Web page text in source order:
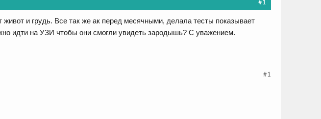
#1
и грудь. Все так же ак перед месячными, делала тесты показывает
идти на УЗИ чтобы они смогли увидеть зародышь? С уважением.
#1